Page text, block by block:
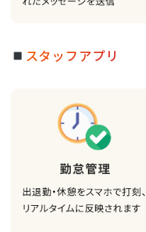
スタッフアプリ